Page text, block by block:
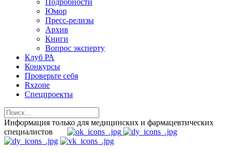
Юмор
Пресс-релизы
Архив
Книги
Вопрос эксперту
Клуб РА
Конкурсы
Проверьте себя
Rxzone
Спецпроекты
Информация только для медицинских и фармацевтических
специалистов